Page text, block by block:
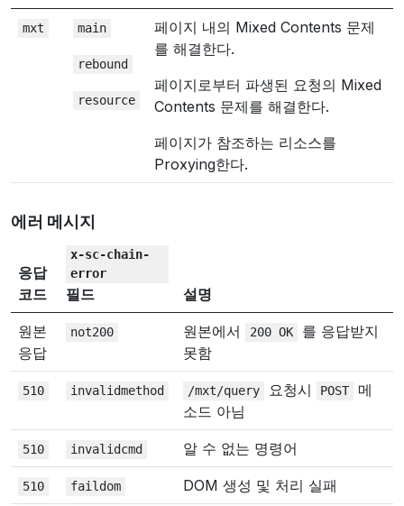
mxt main
rebound
resource
페이지 내의 Mixed Contents 문제
를 해결한다.
페이지로부터 파생된 요청의 Mixed
Contents 문제를 해결한다.
페이지가 참조하는 리소스를
Proxying한다.
에러 메시지
응답
코드
x-sc-chain-
error
필드 설명
원본
응답
not200 원본에서 200 OK
를 응답받지
못함
510 invalidmethod /mxt/query 요청시 POST
메
소드 아님
510 invalidcmd 알 수 없는 명령어
510 faildom DOM 생성 및 처리 실패